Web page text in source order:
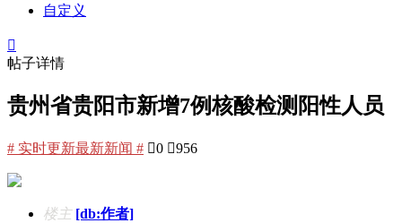
自定义

帖子详情
贵州省贵阳市新增7例核酸检测阳性人员
# 实时更新最新新闻 # 0 956
楼主 [db:作者]